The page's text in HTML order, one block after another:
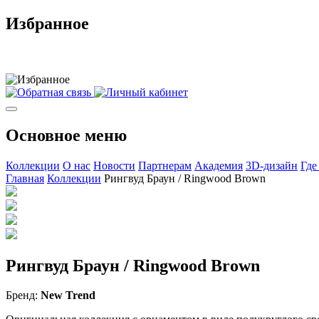
Избранное
Основное меню
Коллекции О нас Новости Партнерам Академия 3D-дизайн
Главная Коллекции Рингвуд Браун / Ringwood Brown
Рингвуд Браун / Ringwood Brown
Бренд: New Trend